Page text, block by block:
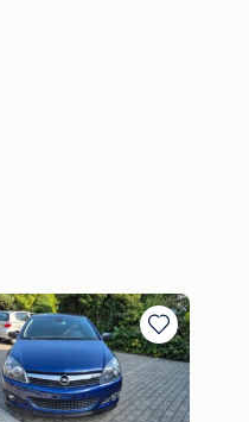
Bewaren
in
Mijn
Favorieten